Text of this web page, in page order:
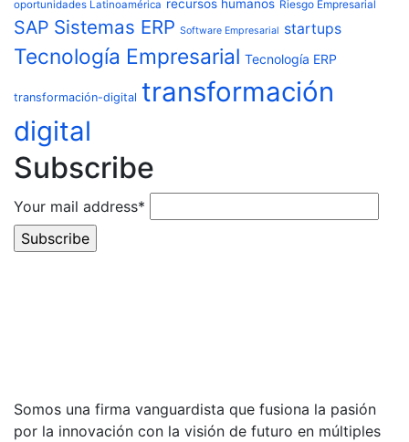
oportunidades Latinoamérica recursos humanos Riesgo Empresarial
SAP Sistemas ERP Software Empresarial startups
Tecnología Empresarial Tecnología ERP
transformación-digital transformación
digital
Subscribe
Your mail address*
Somos una firma vanguardista que fusiona la pasión
por la innovación con la visión de futuro en múltiples